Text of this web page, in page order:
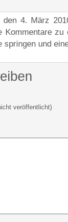
4. März
Kommentare
und
veröffentlicht)